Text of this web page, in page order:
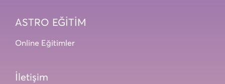
ASTRO EĞİTİM
Online Eğitimler
İletişim